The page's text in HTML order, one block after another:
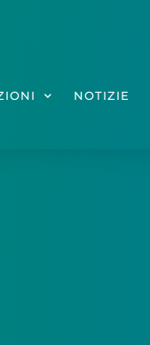
NOTIZIE